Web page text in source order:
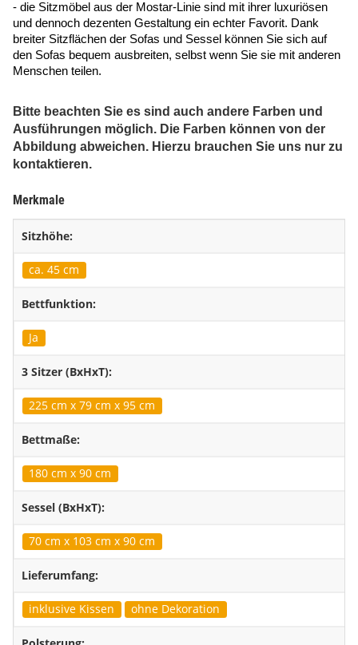
- die Sitzmöbel aus der Mostar-Linie sind mit ihrer luxuriösen
und dennoch dezenten Gestaltung ein echter Favorit. Dank
breiter Sitzflächen der Sofas und Sessel können Sie sich auf
den Sofas bequem ausbreiten, selbst wenn Sie sie mit anderen
Menschen teilen.
Bitte beachten Sie es sind auch andere Farben und
Ausführungen möglich. Die Farben können von der
Abbildung abweichen. Hierzu brauchen Sie uns nur zu
kontaktieren.
Merkmale
Sitzhöhe:
ca. 45 cm
Bettfunktion:
Ja
3 Sitzer (BxHxT):
225 cm x 79 cm x 95 cm
Bettmaße:
180 cm x 90 cm
Sessel (BxHxT):
70 cm x 103 cm x 90 cm
Lieferumfang:
inklusive Kissen ohne Dekoration